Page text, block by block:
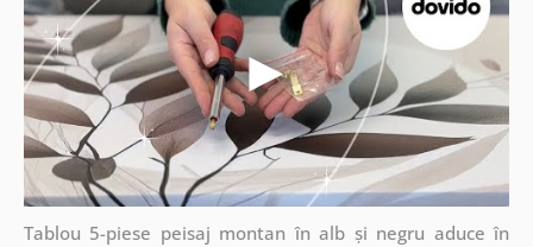
Tablou 5-piese peisaj montan în alb și negru aduce în